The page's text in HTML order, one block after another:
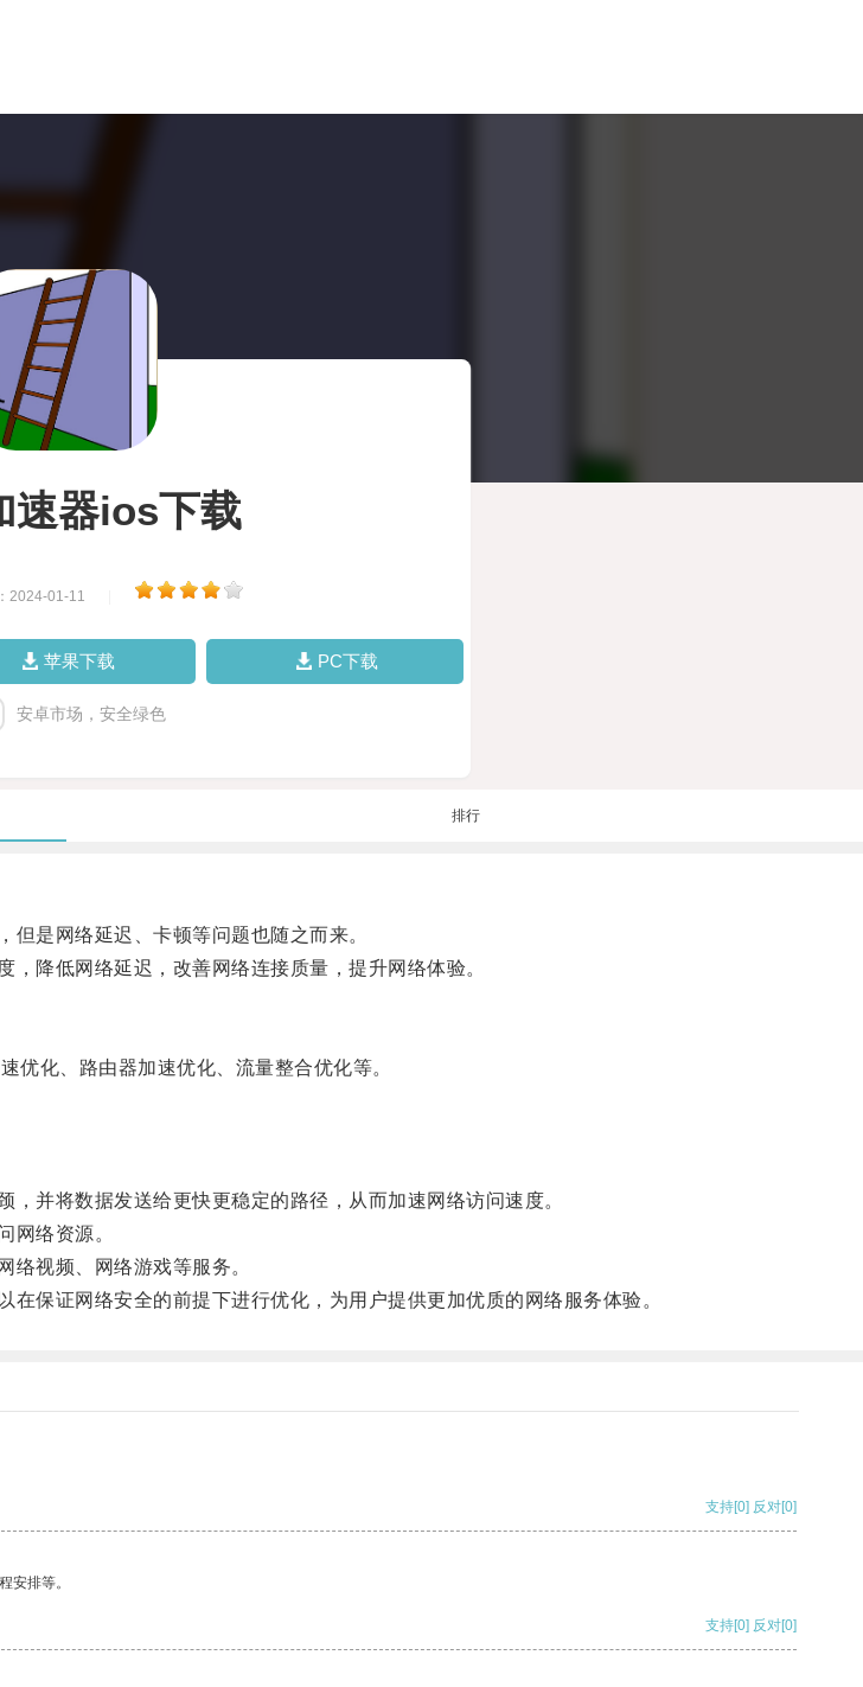
速器ios下载
2024-01-11
苹果下载 PC下载
安卓市场，安全绿色
排行
是网络延迟、卡顿等问题也随之而来。
降低网络延迟，改善网络连接质量，提升网络体验。
化、路由器加速优化、流量整合优化等。
并将数据发送给更快更稳定的路径，从而加速网络访问速度。
络资源。
视频、网络游戏等服务。
证网络安全的前提下进行优化，为用户提供更加优质的网络服务体验。
支持[0] 反对[0]
安排等。
支持[0] 反对[0]